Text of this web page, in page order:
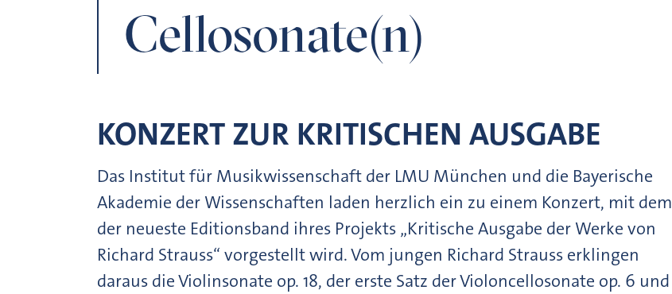
Cellosonate(n)
KONZERT ZUR KRITISCHEN AUSGABE
Das Institut für Musikwissenschaft der LMU München und die Bayerische
Akademie der Wissenschaften laden herzlich ein zu einem Konzert, mit dem
der neueste Editionsband ihres Projekts „Kritische Ausgabe der Werke von
Richard Strauss“ vorgestellt wird. Vom jungen Richard Strauss erklingen
daraus die Violinsonate op. 18, der erste Satz der Violoncellosonate op. 6 und